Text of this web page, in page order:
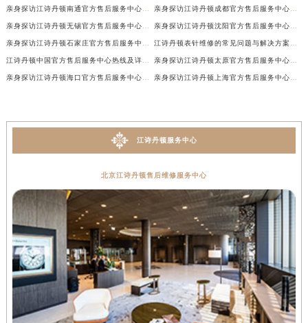
江诗丹顿服务中心
北京江诗丹顿售后维修服务中心